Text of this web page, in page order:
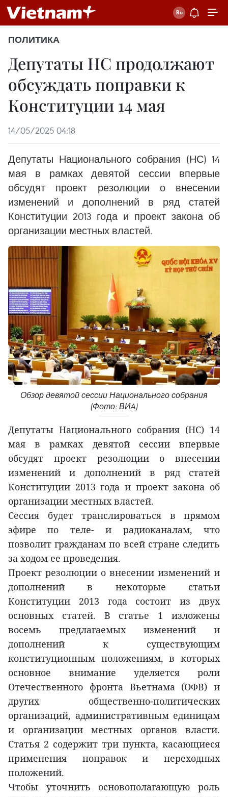
ПОЛИТИКА
Депутаты НС продолжают
обсуждать поправки к
Конституции 14 мая
14/05/2025 04:18
Депутаты Национального собрания (НС) 14
мая в рамках девятой сессии впервые
обсудят проект резолюции о внесении
изменений и дополнений в ряд статей
Конституции 2013 года и проект закона об
организации местных властей.
Обзор девятой сессии Национального собрания
(Фото: ВИA)
Депутаты Национального собрания (НС) 14
мая в рамках девятой сессии впервые
обсудят проект резолюции о внесении
изменений и дополнений в ряд статей
Конституции 2013 года и проект закона об
организации местных властей.
Сессия будет транслироваться в прямом
эфире по теле- и радиоканалам, что
позволит гражданам по всей стране следить
за ходом ее проведения.
Проект резолюции о внесении изменений и
дополнений в некоторые статьи
Конституции 2013 года состоит из двух
основных статей. В статье 1 изложены
восемь предлагаемых изменений и
дополнений к существующим
конституционным положениям, в которых
основное внимание уделяется роли
Отечественного фронта Вьетнама (ОФВ) и
других общественно-политических
организаций, административным единицам
и организации местных органов власти.
Статья 2 содержит три пункта, касающиеся
применения поправок и переходных
положений.
Чтобы уточнить основополагающую роль